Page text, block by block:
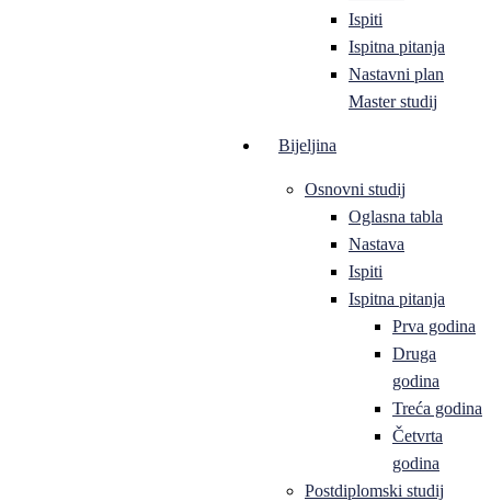
Ispiti
Ispitna pitanja
Nastavni plan
Master studij
Bijeljina
Osnovni studij
Oglasna tabla
Nastava
Ispiti
Ispitna pitanja
Prva godina
Druga
godina
Treća godina
Četvrta
godina
Postdiplomski studij